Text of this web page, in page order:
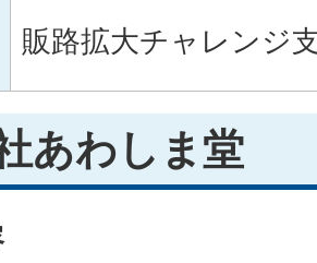
販路拡大チャレンジ
あわしま堂